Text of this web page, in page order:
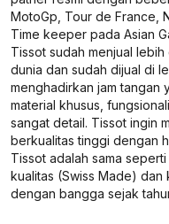
MotoGp, Tour de France,
Time keeper pada Asian
Tissot sudah menjual
dunia dan sudah dijual di
menghadirkan jam tangan
material khusus,
sangat detail. Tissot ingin
berkualitas tinggi dengan
Tissot adalah sama
kualitas (Swiss Made)
dengan bangga sejak